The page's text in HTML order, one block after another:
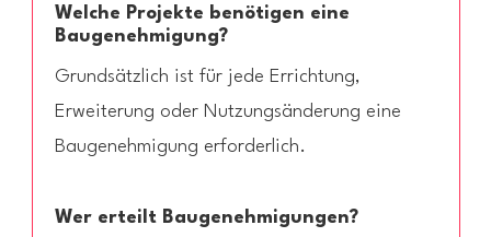
Welche Projekte benötigen eine
Baugenehmigung?
Grundsätzlich ist für jede Errichtung,
Erweiterung oder Nutzungsänderung eine
Baugenehmigung erforderlich.
Wer erteilt Baugenehmigungen?